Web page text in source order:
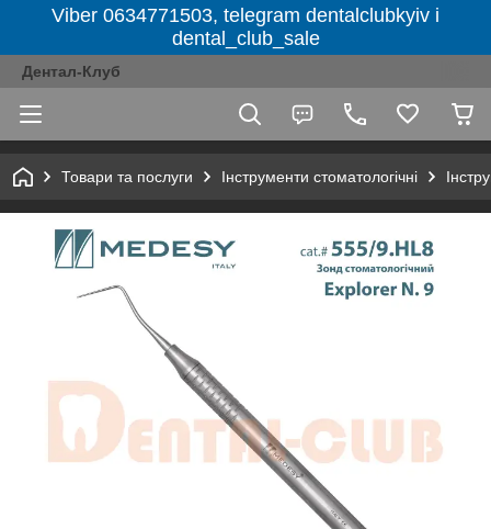
Viber 0634771503, telegram dentalclubkyiv і
dental_club_sale
Дентал-Клуб
Товари та послуги Інструменти стоматологічні